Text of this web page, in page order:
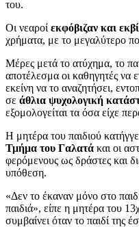
του.
Οι νεαροί εκφόβιζαν και
χρήματα, με το μεγαλύτερο
Μέρες μετά το ατύχημα, το
αποτέλεσμα οι καθηγητές να
εκείνη να το αναζητήσει,
σε άθλια ψυχολογική
εξομολογείται τα όσα είχε
Η μητέρα του παιδιού
Τμήμα του Γαλατά και οι
φερόμενους ως δράστες και
υπόθεση.
«Δεν το έκαναν μόνο στο
παιδιά», είπε η μητέρα του
συμβαίνει όταν το παιδί της